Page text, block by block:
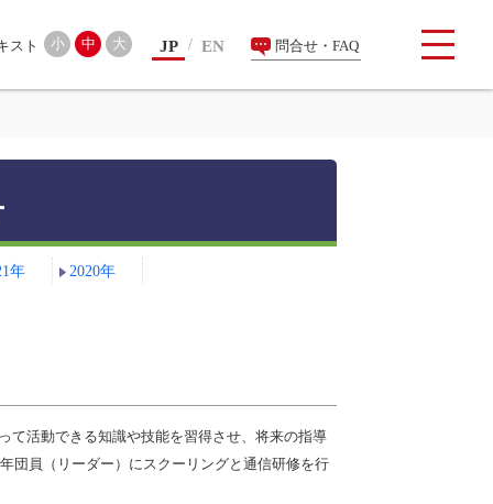
索 小 中 大 JP EN 問合せ・FAQ
年 2020年
活動できる知識や技能を習得させ、将来の指導
団員（リーダー）にスクーリングと通信研修を行